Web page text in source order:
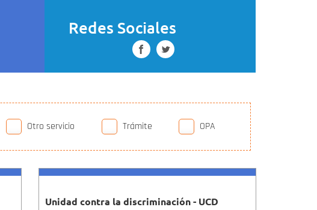
Redes Sociales
Otro servicio Trámite OPA
Unidad contra la discriminación - UCD